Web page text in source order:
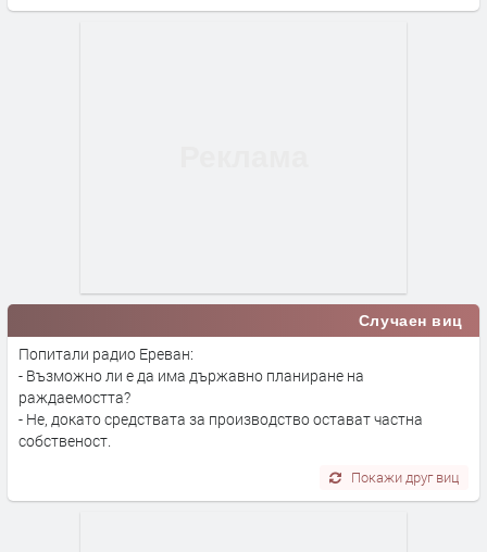
Случаен виц
Попитали радио Ереван:
- Възможно ли е да има държавно планиране на
раждаемостта?
- Не, докато средствата за производство остават частна
собственост.
Покажи друг виц